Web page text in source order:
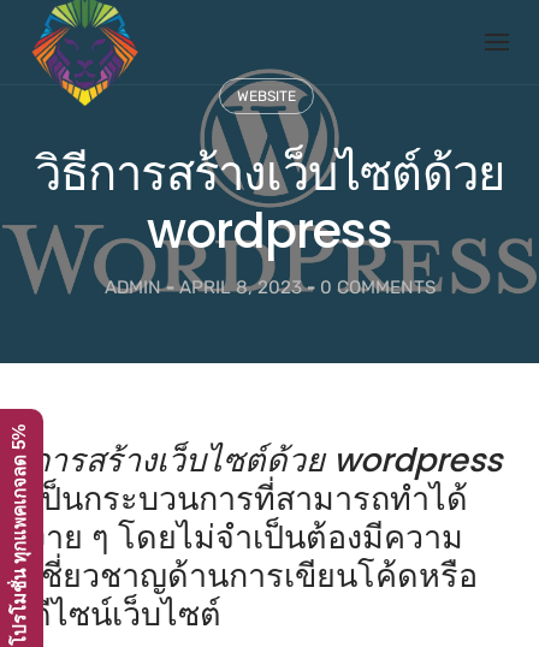
content
WEBSITE
วิธีการสร้างเว็บไซต์ด้วย
wordpress
ADMIN-APRIL 8, 2023-0 COMMENTS
การสร้างเว็บไซต์ด้วย wordpress
เป็นกระบวนการที่สามารถทำได้
ง่าย ๆ โดยไม่จำเป็นต้องมีความ
เชี่ยวชาญด้านการเขียนโค้ดหรือ
ดีไซน์เว็บไซต์
โปรโมชั่น ทุกแพคเกจลด 5%